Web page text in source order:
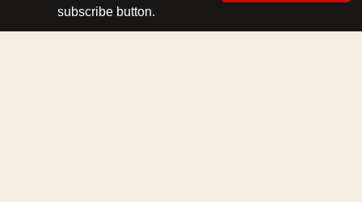
subscribe button.